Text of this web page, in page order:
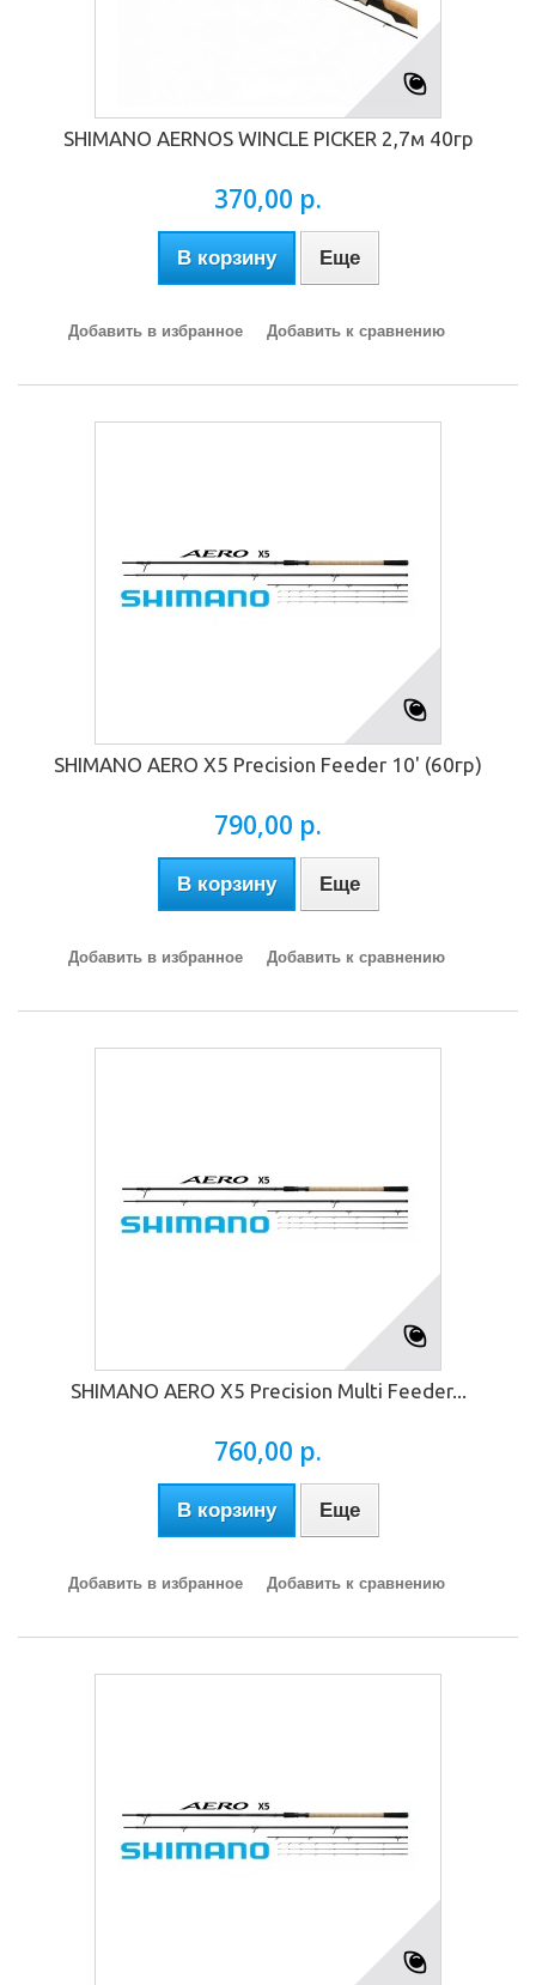
SHIMANO AERNOS WINCLE PICKER 2,7м 40гр
370,00 р.
В корзину Еще
Добавить в избранное Добавить к сравнению
SHIMANO AERO X5 Precision Feeder 10' (60гр)
790,00 р.
В корзину Еще
Добавить в избранное Добавить к сравнению
SHIMANO AERO X5 Precision Multi Feeder...
760,00 р.
В корзину Еще
Добавить в избранное Добавить к сравнению